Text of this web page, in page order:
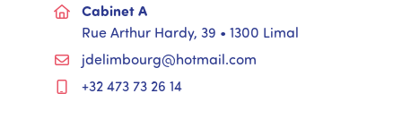
Cabinet A
Rue Arthur Hardy, 39 • 1300 Limal
jdelimbourg@hotmail.com
+32 473 73 26 14